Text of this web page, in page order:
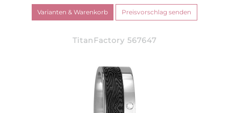
TitanFactory 567647